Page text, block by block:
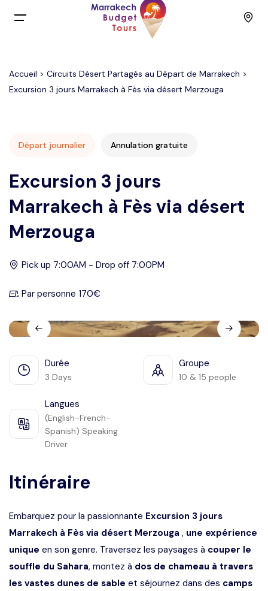
Accueil
Excursions
Activités
Groupe à petit budget Spain
Accueil > Circuits Désert Partagés au Départ de Marrakech >
Excursion 3 jours Marrakech à Fès via désert Merzouga
Départ journalier Annulation gratuite
Excursion 3 jours
Marrakech à Fès via désert
Merzouga
Pick up 7:00AM - Drop off 7:00PM
Par personne 170€
Durée
3 Days
Groupe
10 & 15 people
Langues
(English-French-
Spanish) Speaking
Driver
Itinéraire
Embarquez pour la passionnante Excursion 3 jours
Marrakech à Fès via désert Merzouga , une expérience
unique en son genre. Traversez les paysages à couper le
souffle du Sahara, montez à dos de chameau à travers
les vastes dunes de sable et séjournez dans des camps